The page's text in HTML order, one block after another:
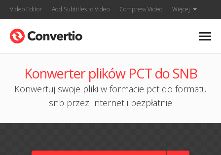
Video Editor Add Subtitles to Video Compress Video Więcej
Konwerter plików PCT do SNB
Konwertuj swoje pliki w formacie pct do formatu
snb przez Internet i bezpłatnie